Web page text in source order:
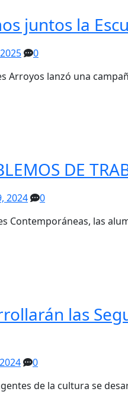
juntos la
0
Arroyos lanzó una
DE
2024
0
Contemporáneas, las
las
0
de la cultura se